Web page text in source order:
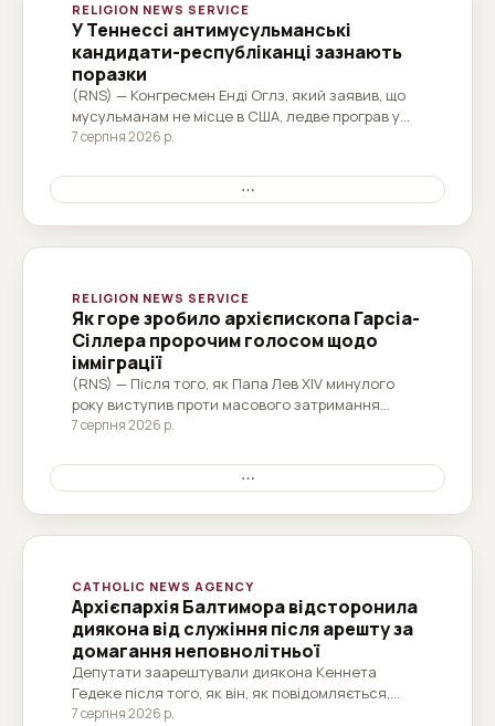
RELIGION NEWS SERVICE
У Теннессі антимусульманські
кандидати-республіканці зазнають
поразки
(RNS) — Конгресмен Енді Оглз, який заявив, що
мусульманам не місце в США, ледве програв у
переобранні, тоді як конгресмен Монті Фріттс,
місце в республіканських первинних перегонах
на посаду губернатора.
7 серпня 2026 р.
⋯
RELIGION NEWS SERVICE
Як горе зробило архієпископа Гарсіа-
Сіллера пророчим голосом щодо
імміграції
(RNS) — Після того, як Папа Лев XIV минулого
року виступив проти масового затримання
іммігрантів, американська католицька ієрархія
лист Гарсіа-Сіллера прискорює цю зміну.
7 серпня 2026 р.
⋯
CATHOLIC NEWS AGENCY
Архієпархія Балтимора відсторонила
диякона від служіння після арешту за
домагання неповнолітньої
Депутати заарештували диякона Кеннета
Гедеке після того, як він, як повідомляється,
організував зустріч із, як він вважав, 15-річним
7 серпня 2026 р.